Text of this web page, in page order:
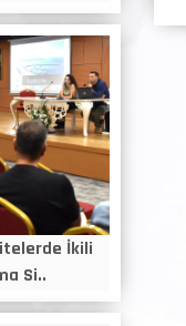
İkili
Si..